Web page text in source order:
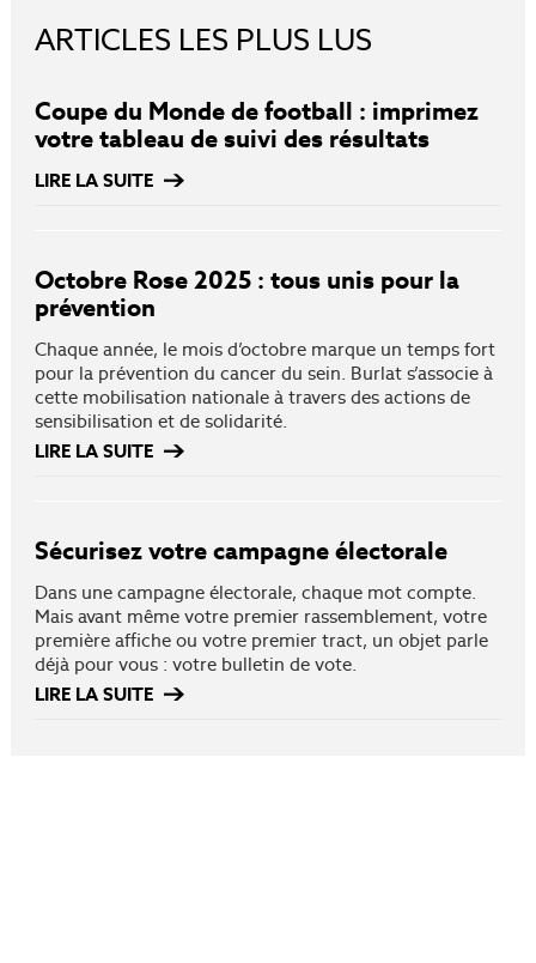
ARTICLES LES PLUS LUS
Coupe du Monde de football : imprimez
votre tableau de suivi des résultats
LIRE LA SUITE
Octobre Rose 2025 : tous unis pour la
prévention
Chaque année, le mois d’octobre marque un temps fort
pour la prévention du cancer du sein. Burlat s’associe à
cette mobilisation nationale à travers des actions de
sensibilisation et de solidarité.
LIRE LA SUITE
Sécurisez votre campagne électorale
Dans une campagne électorale, chaque mot compte.
Mais avant même votre premier rassemblement, votre
première affiche ou votre premier tract, un objet parle
déjà pour vous : votre bulletin de vote.
LIRE LA SUITE